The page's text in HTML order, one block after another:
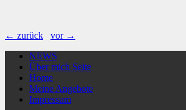
← zurück
vor →
NEWS
Über mich Seite
Home
Meine Angebote
Impressum